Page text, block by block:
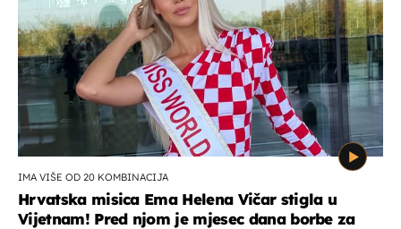
IMA VIŠE OD 20 KOMBINACIJA
Hrvatska misica Ema Helena Vičar stigla u
Vijetnam! Pred njom je mjesec dana borbe za